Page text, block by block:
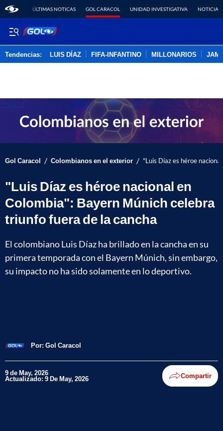
ÚLTIMAS NOTICAS GOL CARACOL UNIDAD INVESTIGATIVA NOTICIAS
Tendencias: LUIS DÍAZ FIFA-INFANTINO MILLONARIOS
Gol Caracol / Colombianos en el exterior / "Luis Díaz es héroe
"Luis Díaz es héroe nacional en
Colombia": Bayern Múnich celebra
triunfo fuera de la cancha
El colombiano Luis Díaz ha brillado en la cancha en su
primera temporada con el Bayern Múnich, sin embargo,
su impacto no ha sido solamente en lo deportivo.
Por: Gol Caracol
9 de May, 2026
Actualizado: 9 De May, 2026 Compartir